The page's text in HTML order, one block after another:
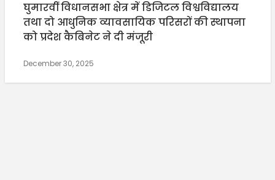
घुमारवीं विधानसभा क्षेत्र में डिजिटल विश्वविद्यालय
तथा दो आधुनिक व्यावसायिक परिसरों की स्थापना
को प्रदेश कैबिनेट ने दी मंजूरी
December 30, 2025